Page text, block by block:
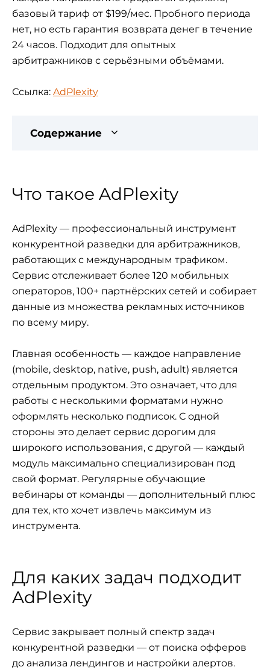
базовый тариф от $199/мес. Пробного периода
нет, но есть гарантия возврата денег в течение
24 часов. Подходит для опытных
арбитражников с серьёзными объёмами.
Ссылка: AdPlexity
Содержание
Что такое AdPlexity
AdPlexity — профессиональный инструмент
конкурентной разведки для арбитражников,
работающих с международным трафиком.
Сервис отслеживает более 120 мобильных
операторов, 100+ партнёрских сетей и собирает
данные из множества рекламных источников
по всему миру.
Главная особенность — каждое направление
(mobile, desktop, native, push, adult) является
отдельным продуктом. Это означает, что для
работы с несколькими форматами нужно
оформлять несколько подписок. С одной
стороны это делает сервис дорогим для
широкого использования, с другой — каждый
модуль максимально специализирован под
свой формат. Регулярные обучающие
вебинары от команды — дополнительный плюс
для тех, кто хочет извлечь максимум из
инструмента.
Для каких задач подходит
AdPlexity
Сервис закрывает полный спектр задач
конкурентной разведки — от поиска офферов
до анализа лендингов и настройки алертов.